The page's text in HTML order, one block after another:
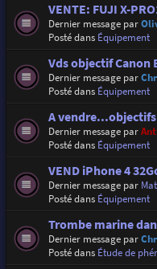
VENTE: FUJI X-
Dernier message par
Posté dans Équipement
Vds objectif Canon
Dernier message par
Posté dans Équipement
A
Dernier message par
Posté dans Équipement
VEND iPhone 4
Dernier message par
Posté dans Équipement
Trombe marine
Dernier message par
Posté dans Étude de